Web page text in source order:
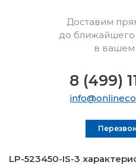
LP-523450-IS-3
Доставим
до ближайшего
в
8 (499)